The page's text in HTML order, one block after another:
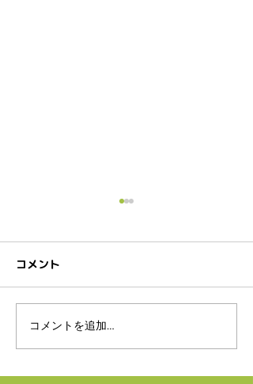
スタッフ募集のお知らせ♪
コメント
コメントを追加…